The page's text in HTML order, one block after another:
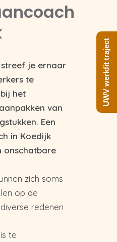
je ernaar
te
het
van
Een
in Koedijk
onschatbare
zich soms
op de
redenen
te
UWV werkfit traject